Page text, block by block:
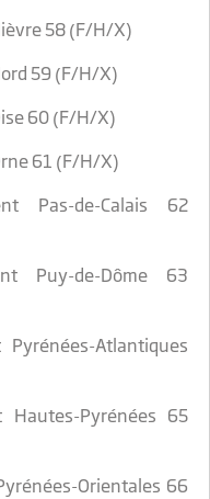
58 (F/H/X)
59 (F/H/X)
60 (F/H/X)
61 (F/H/X)
Pas-de-Calais 62
Puy-de-Dôme 63
Atlantiques
Hautes-Pyrénées 65
Orientales 66